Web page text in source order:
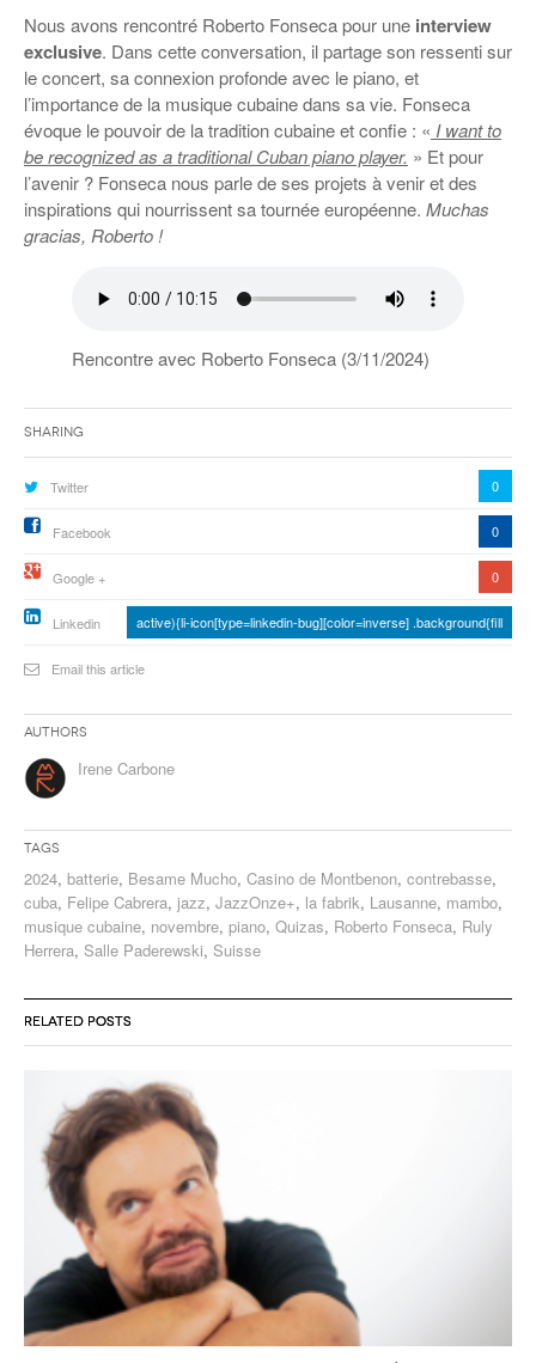
Nous avons rencontré Roberto Fonseca pour une interview
exclusive. Dans cette conversation, il partage son ressenti sur
le concert, sa connexion profonde avec le piano, et
l’importance de la musique cubaine dans sa vie. Fonseca
évoque le pouvoir de la tradition cubaine et confie : « I want to
be recognized as a traditional Cuban piano player. » Et pour
l’avenir ? Fonseca nous parle de ses projets à venir et des
inspirations qui nourrissent sa tournée européenne. Muchas
gracias, Roberto !
Rencontre avec Roberto Fonseca (3/11/2024)
Sharing
Twitter 0
Facebook 0
Google + 0
Linkedin active){li-icon[type=linkedin-bug][color=inverse] .background{fill
Email this article
Authors
Irene Carbone
Tags
2024, batterie, Besame Mucho, Casino de Montbenon, contrebasse,
cuba, Felipe Cabrera, jazz, JazzOnze+, la fabrik, Lausanne, mambo,
musique cubaine, novembre, piano, Quizas, Roberto Fonseca, Ruly
Herrera, Salle Paderewski, Suisse
RELATED POSTS